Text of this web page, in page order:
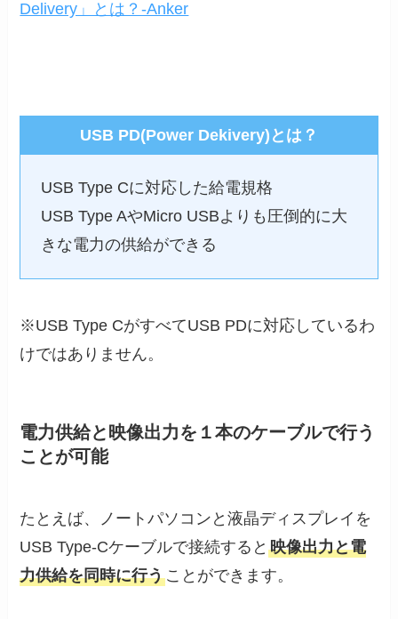
Delivery」とは？-Anker
USB PD(Power Dekivery)とは？
USB Type Cに対応した給電規格
USB Type AやMicro USBよりも圧倒的に大
きな電力の供給ができる
※USB Type CがすべてUSB PDに対応しているわ
けではありません。
電力供給と映像出力を１本のケーブルで行う
ことが可能
たとえば、ノートパソコンと液晶ディスプレイを
USB Type-Cケーブルで接続すると映像出力と電
力供給を同時に行うことができます。